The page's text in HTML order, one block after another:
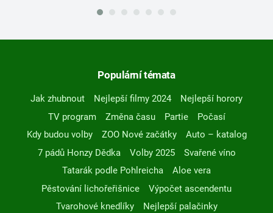
Populární témata
Jak zhubnout Nejlepší filmy 2024
Nejlepší horory
TV program
Změna času Partie
Počasí
Kdy budou volby
ZOO Nové začátky
Auto – katalog
7 pádů Honzy Dědka
Volby 2025
Svařené víno
Tatarák podle Pohlreicha
Aloe vera
Pěstování lichořeřišnice
Výpočet ascendentu
Tvarohové knedlíky
Nejlepší palačinky